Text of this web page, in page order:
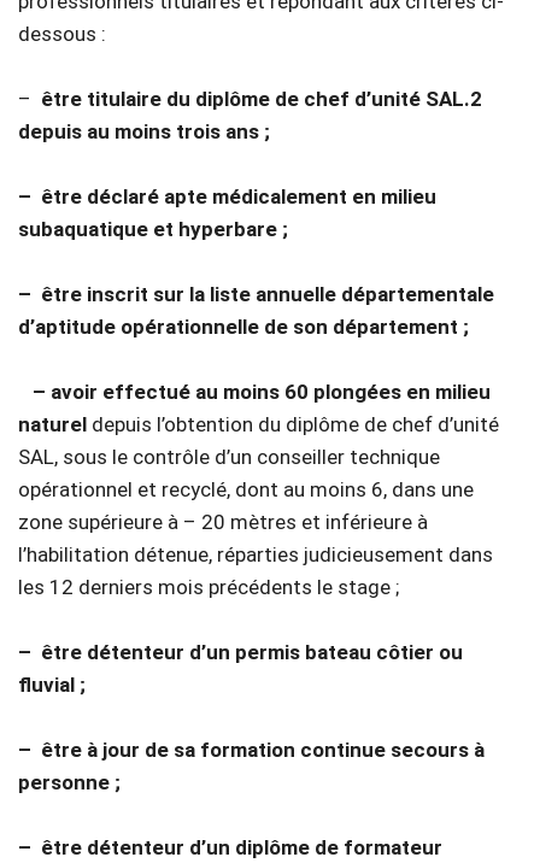
dessous :
– être titulaire du diplôme de chef d’unité SAL.2
depuis au moins trois ans ;
– être déclaré apte médicalement en milieu
subaquatique et hyperbare ;
– être inscrit sur la liste annuelle départementale
d’aptitude opérationnelle de son département ;
– avoir effectué au moins 60 plongées en milieu
naturel depuis l’obtention du diplôme de chef d’unité
SAL, sous le contrôle d’un conseiller technique
opérationnel et recyclé, dont au moins 6, dans une
zone supérieure à – 20 mètres et inférieure à
l’habilitation détenue, réparties judicieusement dans
les 12 derniers mois précédents le stage ;
– être détenteur d’un permis bateau côtier ou
fluvial ;
– être à jour de sa formation continue secours à
personne ;
– être détenteur d’un diplôme de formateur